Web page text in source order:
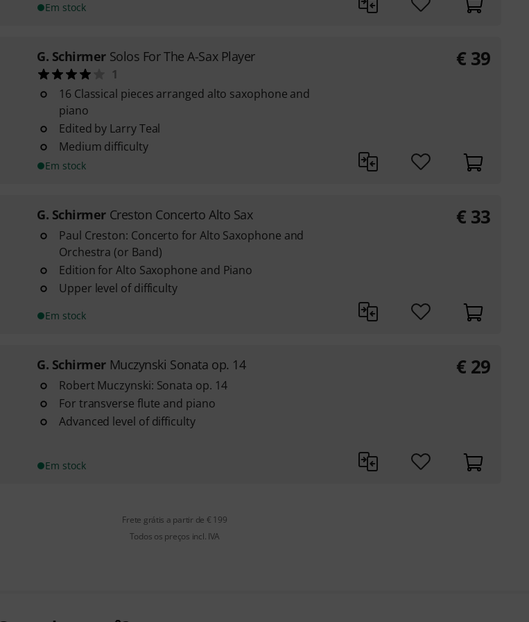
Em stock
G. Schirmer Solos For The A-Sax Player
1
16 Classical pieces arranged alto saxophone and
piano
Edited by Larry Teal
Medium difficulty
Em stock
€ 39
G. Schirmer Creston Concerto Alto Sax
Paul Creston: Concerto for Alto Saxophone and
Orchestra (or Band)
Edition for Alto Saxophone and Piano
Upper level of difficulty
Em stock
€ 33
G. Schirmer Muczynski Sonata op. 14
Robert Muczynski: Sonata op. 14
For transverse flute and piano
Advanced level of difficulty
Em stock
€ 29
Frete grátis a partir de € 199
Todos os preços incl. IVA